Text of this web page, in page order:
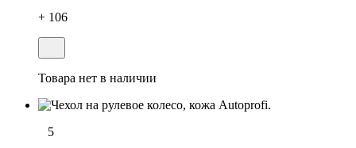
+ 106
Товара нет в наличии
5